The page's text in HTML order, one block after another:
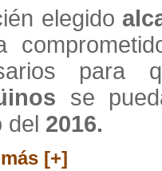
elegido
para
se
del 2016.
[+]